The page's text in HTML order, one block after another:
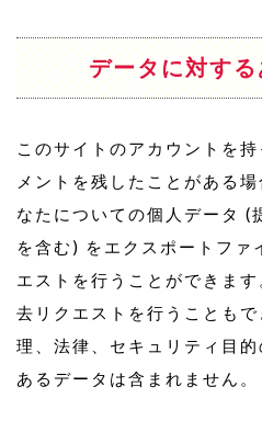
データに対す
このサイトのアカウントを
メントを残したことがある
なたについての個人データ (
を含む) をエクスポートファ
エストを行うことができま
去リクエストを行うことも
理、法律、セキュリティ目
あるデータは含まれません。